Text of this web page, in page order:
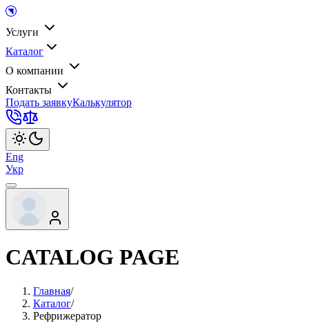
Услуги
Каталог
О компании
Контакты
Подать заявкуКалькулятор
Eng
Укр
CATALOG PAGE
Главная/
Каталог/
Рефрижератор